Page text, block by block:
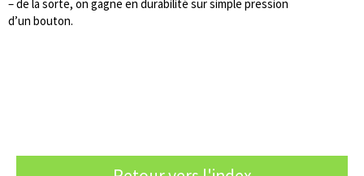
– de la sorte, on gagne en durabilité sur simple pression
d’un bouton.